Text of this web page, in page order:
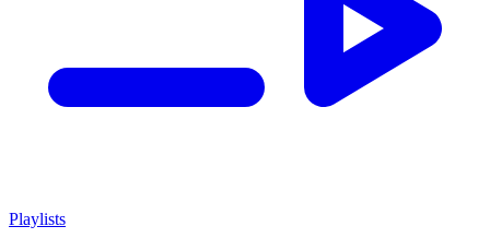
Playlists